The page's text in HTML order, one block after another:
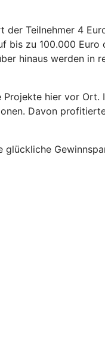
der Teilnehmer 4
bis zu 100.000
hinaus werden in
hier vor
Davon